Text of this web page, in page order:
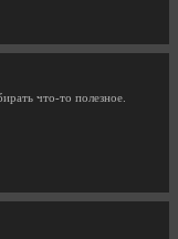
что-то полезное.